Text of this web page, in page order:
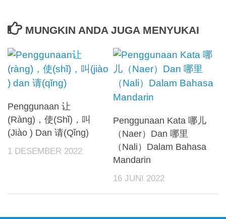
MUNGKIN ANDA JUGA MENYUKAI
Penggunaan 让
(Ràng)，使(Shǐ)，叫
(Jiào ) Dan 请(Qǐng)
1 DESEMBER 2022
Penggunaan Kata 哪儿
（Naer）Dan 哪里
（Nali）Dalam Bahasa
Mandarin
16 JUNI 2022